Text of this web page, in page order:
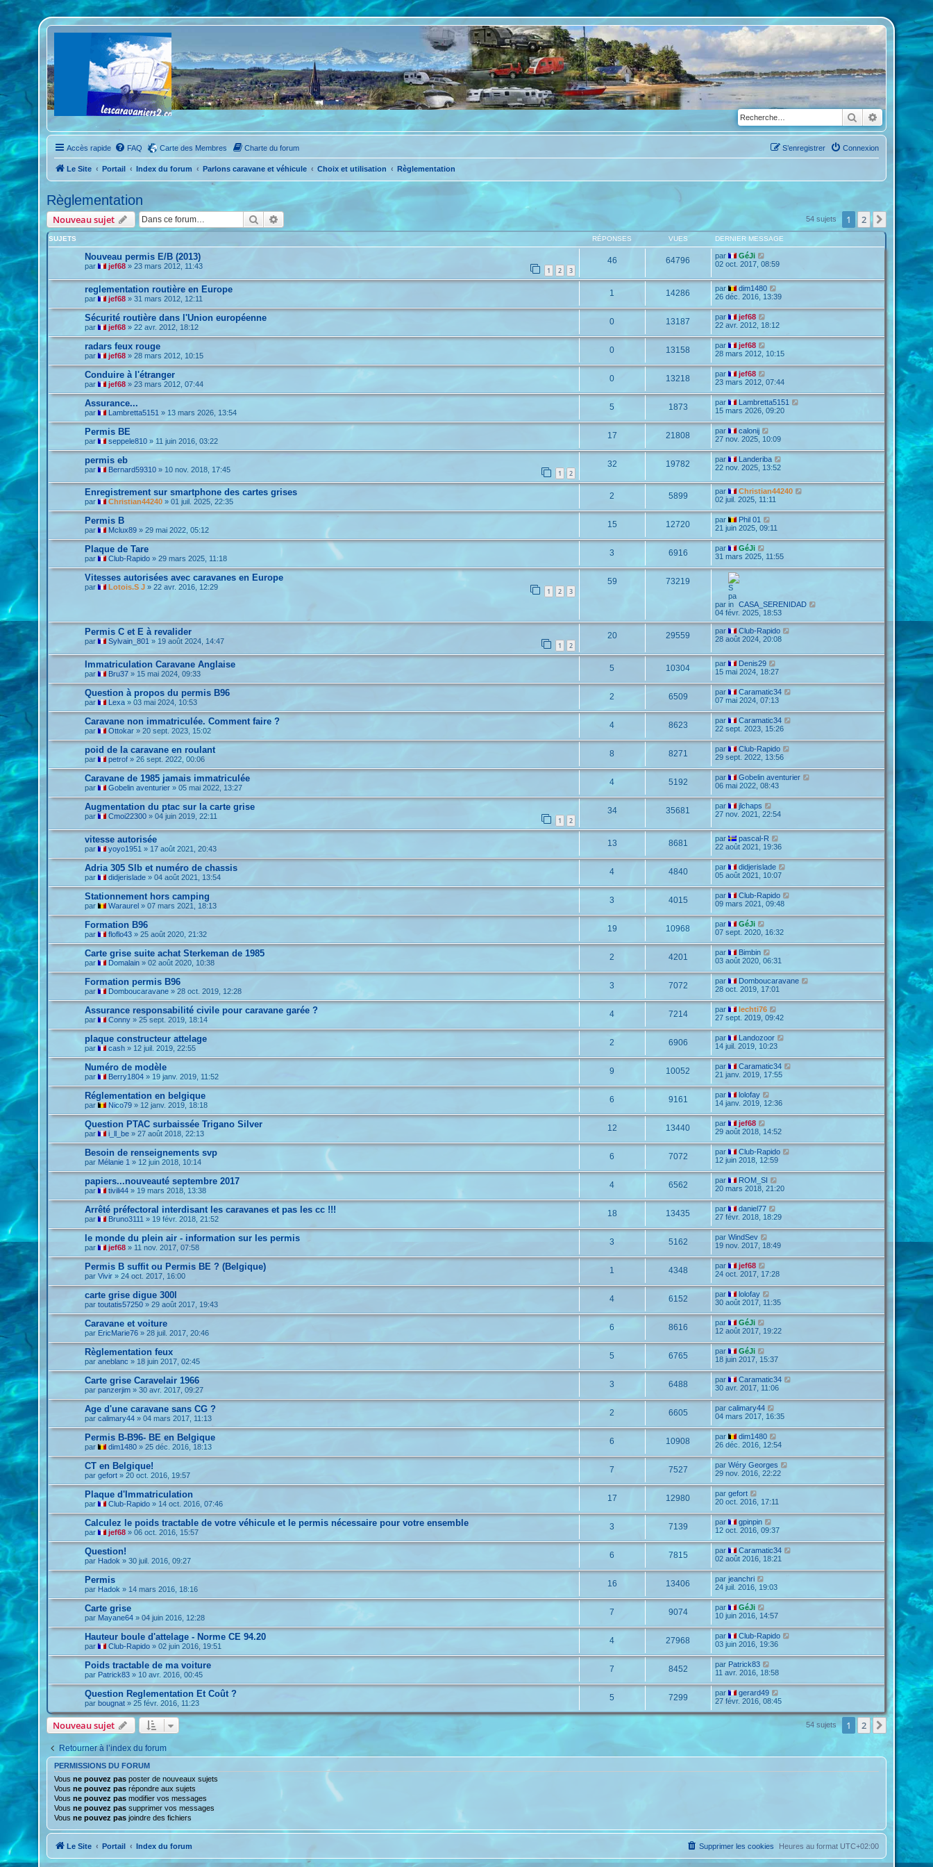
Rechercher
Accès rapide FAQ Carte des Membres Charte du forum Connexion
S’enregistrer
Le Site Portail Index du forum Parlons caravane et véhicule Choix et utilisation Règlementation
Règlementation
Nouveau sujet Rechercher 54 sujets 1 2 Suivante
SUJETS RÉPONSES VUES DERNIER MESSAGE
Nouveau permis E/B (2013)
par jef68 »23 mars 2012, 11:43 1 2 3
46 64796 par
GéJi
02 oct. 2017, 08:59
reglementation routière en Europe
par jef68 »31 mars 2012, 12:11
1 14286 par
dim1480
26 déc. 2016, 13:39
Sécurité routière dans l'Union européenne
par jef68 »22 avr. 2012, 18:12
0 13187 par
jef68
22 avr. 2012, 18:12
radars feux rouge
par jef68 »28 mars 2012, 10:15
0 13158 par
jef68
28 mars 2012, 10:15
Conduire à l'étranger
par jef68 »23 mars 2012, 07:44
0 13218 par
jef68
23 mars 2012, 07:44
Assurance...
par Lambretta5151 » 13 mars 2026, 13:54
5 1873 par
Lambretta5151
15 mars 2026, 09:20
Permis BE
par seppele810 » 11 juin 2016, 03:22
17 21808 par
calonij
27 nov. 2025, 10:09
permis eb
par Bernard59310 » 10 nov. 2018, 17:45 1 2
32 19782 par
Landeriba
22 nov. 2025, 13:52
Enregistrement sur smartphone des cartes grises
par Christian44240 »01 juil. 2025, 22:35
2 5899 par
Christian44240
02 juil. 2025, 11:11
Permis B
par Mclux89 »29 mai 2022, 05:12
15 12720 par
Phil 01
21 juin 2025, 09:11
Plaque de Tare
par Club-Rapido »29 mars 2025, 11:18
3 6916 par
GéJi
31 mars 2025, 11:55
Vitesses autorisées avec caravanes en Europe
par Lotois.S J »22 avr. 2016, 12:29 1 2 3
59 73219
par
CASA_SERENIDAD
04 févr. 2025, 18:53
Permis C et E à revalider
par Sylvain_801 » 19 août 2024, 14:47 1 2
20 29559 par
Club-Rapido
28 août 2024, 20:08
Immatriculation Caravane Anglaise
par Bru37 » 15 mai 2024, 09:33
5 10304 par
Denis29
15 mai 2024, 18:27
Question à propos du permis B96
par Lexa »03 mai 2024, 10:53
2 6509 par
Caramatic34
07 mai 2024, 07:13
Caravane non immatriculée. Comment faire ?
par Ottokar »20 sept. 2023, 15:02
4 8623 par
Caramatic34
22 sept. 2023, 15:26
poid de la caravane en roulant
par petrof »26 sept. 2022, 00:06
8 8271 par
Club-Rapido
29 sept. 2022, 13:56
Caravane de 1985 jamais immatriculée
par Gobelin aventurier »05 mai 2022, 13:27
4 5192 par
Gobelin aventurier
06 mai 2022, 08:43
Augmentation du ptac sur la carte grise
par Cmoi22300 »04 juin 2019, 22:11 1 2
34 35681 par
jlchaps
27 nov. 2021, 22:54
vitesse autorisée
par yoyo1951 » 17 août 2021, 20:43
13 8681 par
pascal-R
22 août 2021, 19:36
Adria 305 Slb et numéro de chassis
par didjerislade »04 août 2021, 13:54
4 4840 par
didjerislade
05 août 2021, 10:07
Stationnement hors camping
par Waraurel »07 mars 2021, 18:13
3 4015 par
Club-Rapido
09 mars 2021, 09:48
Formation B96
par floflo43 »25 août 2020, 21:32
19 10968 par
GéJi
07 sept. 2020, 16:32
Carte grise suite achat Sterkeman de 1985
par Domalain »02 août 2020, 10:38
2 4201 par
Bimbin
03 août 2020, 06:31
Formation permis B96
par Domboucaravane »28 oct. 2019, 12:28
3 7072 par
Domboucaravane
28 oct. 2019, 17:01
Assurance responsabilité civile pour caravane garée ?
par Conny »25 sept. 2019, 18:14
4 7214 par
lechti76
27 sept. 2019, 09:42
plaque constructeur attelage
par cash » 12 juil. 2019, 22:55
2 6906 par
Landozoor
14 juil. 2019, 10:23
Numéro de modèle
par Berry1804 » 19 janv. 2019, 11:52
9 10052 par
Caramatic34
21 janv. 2019, 17:55
Réglementation en belgique
par Nico79 » 12 janv. 2019, 18:18
6 9161 par
lolofay
14 janv. 2019, 12:36
Question PTAC surbaissée Trigano Silver
par i_ll_be »27 août 2018, 22:13
12 13440 par
jef68
29 août 2018, 14:52
Besoin de renseignements svp
par Mélanie 1 » 12 juin 2018, 10:14
6 7072 par
Club-Rapido
12 juin 2018, 12:59
papiers...nouveauté septembre 2017
par tivili44 » 19 mars 2018, 13:38
4 6562 par
ROM_SI
20 mars 2018, 21:20
Arrêté préfectoral interdisant les caravanes et pas les cc !!!
par Bruno3111 » 19 févr. 2018, 21:52
18 13435 par
daniel77
27 févr. 2018, 18:29
le monde du plein air - information sur les permis
par jef68 » 11 nov. 2017, 07:58
3 5162 par WindSev
19 nov. 2017, 18:49
Permis B suffit ou Permis BE ? (Belgique)
parVivir »24 oct. 2017, 16:00
1 4348 par
jef68
24 oct. 2017, 17:28
carte grise digue 300l
partoutatis57250 »29 août 2017, 19:43
4 6152 par
lolofay
30 août 2017, 11:35
Caravane et voiture
par EricMarie76 »28 juil. 2017, 20:46
6 8616 par
GéJi
12 août 2017, 19:22
Règlementation feux
paraneblanc » 18 juin 2017, 02:45
5 6765 par
GéJi
18 juin 2017, 15:37
Carte grise Caravelair 1966
parpanzerjim »30 avr. 2017, 09:27
3 6488 par
Caramatic34
30 avr. 2017, 11:06
Age d'une caravane sans CG ?
parcalimary44 »04 mars 2017, 11:13
2 6605 par calimary44
04 mars 2017, 16:35
Permis B-B96- BE en Belgique
par dim1480 »25 déc. 2016, 18:13
6 10908 par
dim1480
26 déc. 2016, 12:54
CT en Belgique!
pargefort »20 oct. 2016, 19:57
7 7527 par Wéry Georges
29 nov. 2016, 22:22
Plaque d'Immatriculation
par Club-Rapido » 14 oct. 2016, 07:46
17 12980 par gefort
20 oct. 2016, 17:11
Calculez le poids tractable de votre véhicule et le permis nécessaire pour votre ensemble
par jef68 »06 oct. 2016, 15:57
3 7139 par
gpinpin
12 oct. 2016, 09:37
Question!
par Hadok »30 juil. 2016, 09:27
6 7815 par
Caramatic34
02 août 2016, 18:21
Permis
par Hadok » 14 mars 2016, 18:16
16 13406 par jeanchri
24 juil. 2016, 19:03
Carte grise
par Mayane64 »04 juin 2016, 12:28
7 9074 par
GéJi
10 juin 2016, 14:57
Hauteur boule d'attelage - Norme CE 94.20
par Club-Rapido »02 juin 2016, 19:51
4 27968 par
Club-Rapido
03 juin 2016, 19:36
Poids tractable de ma voiture
par Patrick83 » 10 avr. 2016, 00:45
7 8452 par Patrick83
11 avr. 2016, 18:58
Question Reglementation Et Coût ?
parbougnat »25 févr. 2016, 11:23
5 7299 par
gerard49
27 févr. 2016, 08:45
Nouveau sujet 54 sujets 1 2 Suivante
Retourner à l’index du forum
PERMISSIONS DU FORUM
Vousne pouvez pas poster de nouveaux sujets
Vousne pouvez pas répondre aux sujets
Vousne pouvez pas modifier vos messages
Vousne pouvez pas supprimer vos messages
Vousne pouvez pas joindre des fichiers
Le Site Portail Index du forum Heures au format UTC+02:00
Supprimer les cookies